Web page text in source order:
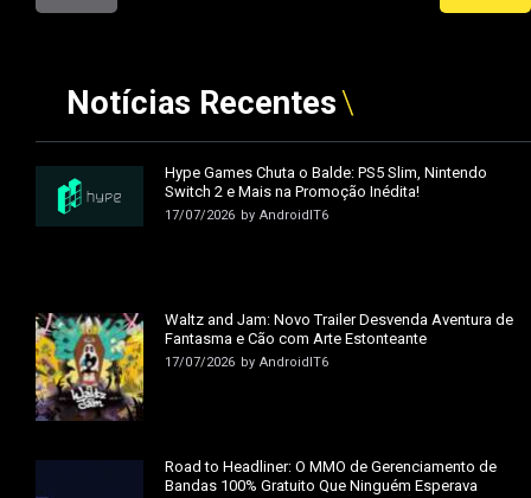
Notícias Recentes
Hype Games Chuta o Balde: PS5 Slim, Nintendo
Switch 2 e Mais na Promoção Inédita!
17/07/2026 by AndroidIT6
Waltz and Jam: Novo Trailer Desvenda Aventura de
Fantasma e Cão com Arte Estonteante
17/07/2026 by AndroidIT6
Road to Headliner: O MMO de Gerenciamento de
Bandas 100% Gratuito Que Ninguém Esperava